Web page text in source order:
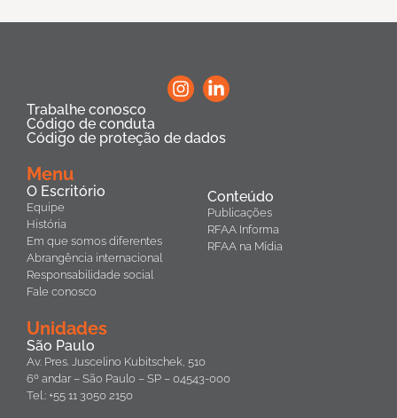
Trabalhe conosco
Código de conduta
Código de proteção de dados
Menu
O Escritório
Equipe
História
Em que somos diferentes
Abrangência internacional
Responsabilidade social
Fale conosco
Conteúdo
Publicações
RFAA Informa
RFAA na Mídia
Unidades
São Paulo
Av. Pres. Juscelino Kubitschek, 510
6º andar – São Paulo – SP – 04543-000
Tel.: +55 11 3050 2150